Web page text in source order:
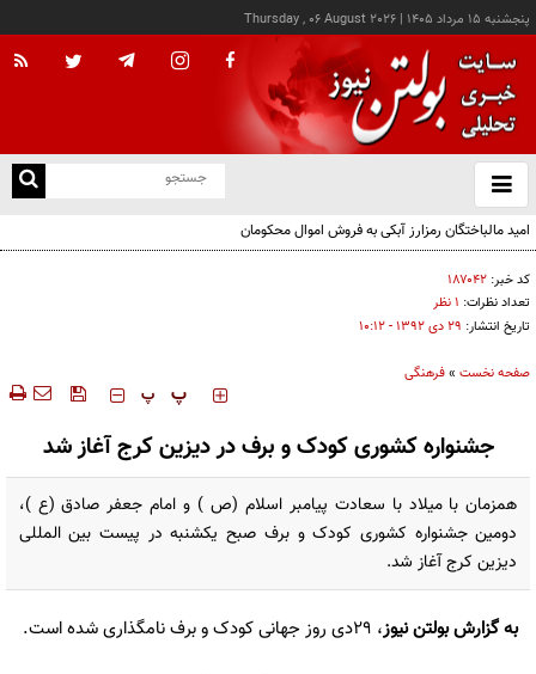
پنجشنبه ۱۵ مرداد ۱۴۰۵ |
Thursday , 06 August 2026
باز
و
امید مالباختگان رمزارز آبکی به فروش اموال محکومان
کد خبر: ۱۸۷۰۴۲
تعداد نظرات: ۱ نظر
تاریخ انتشار: ۲۹ دی ۱۳۹۲ - ۱۰:۱۲
صفحه نخست »فرهنگی
‍‍‍ پ پ
جشنواره کشوری کودک و برف در دیزین کرج آغاز شد
همزمان با میلاد با سعادت پیامبر اسلام (ص ) و امام جعفر صادق (ع )،
دومین جشنواره کشوری کودک و برف صبح یکشنبه در پیست بین المللی
دیزین کرج آغاز شد.
به گزارشبولتن نیوز، 29دی روز جهانی کودک و برف نامگذاری شده است.